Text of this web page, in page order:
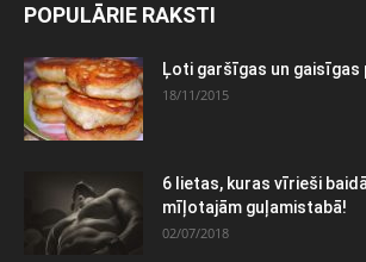
POPULĀRIE RAKSTI
Ļoti garšīgas un gaisīgas
18/11/2015
6 lietas, kuras vīrieši
mīļotajām guļamistabā!
02/07/2018